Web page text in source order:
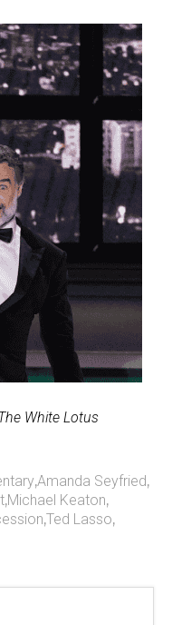
White Lotus
,Amanda Seyfried,
,Michael Keaton,
,Ted Lasso,